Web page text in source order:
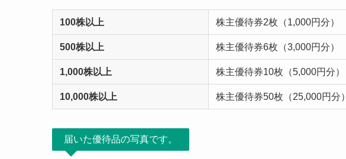
100株以上 株主優待券2枚（1,000円分）
500株以上 株主優待券6枚（3,000円分）
1,000株以上 株主優待券10枚（5,000円分）
10,000株以上 株主優待券50枚（25,000円分）
届いた優待品の写真です。